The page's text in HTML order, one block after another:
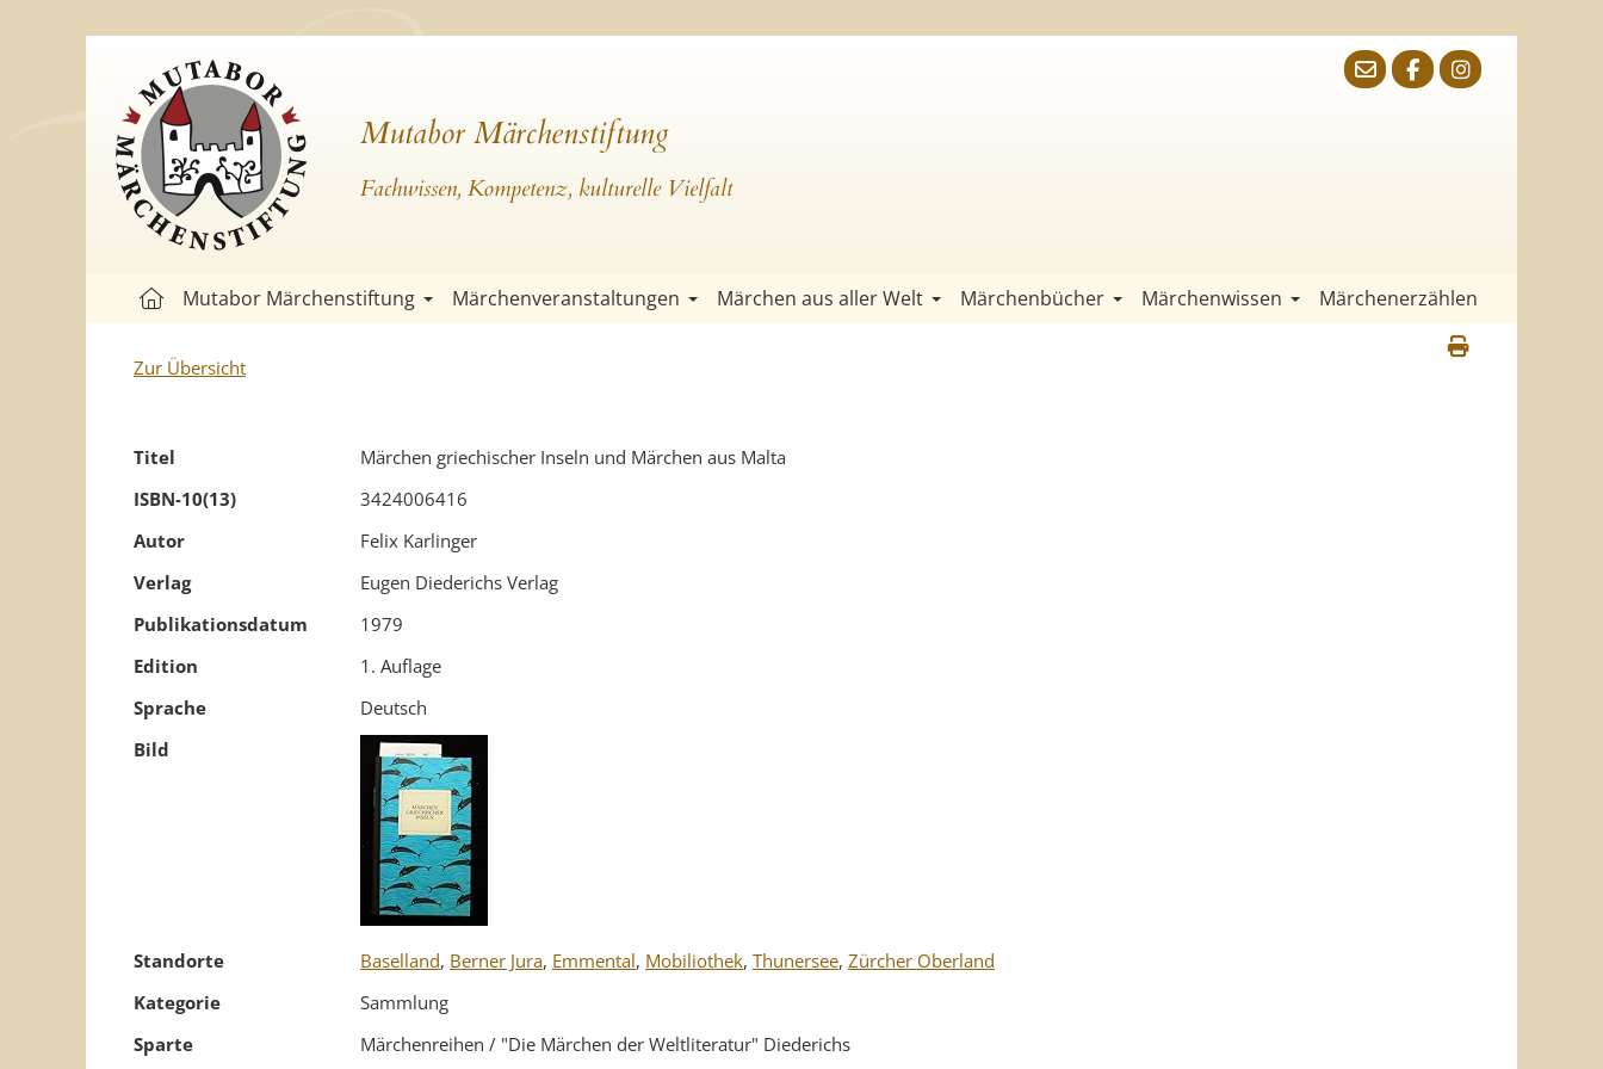
Mutabor Märchenstiftung
Fachwissen, Kompetenz, kulturelle Vielfalt
Mutabor Märchenstiftung Märchenveranstaltungen Märchen aus aller Welt Märchenbücher Märchenwissen Märchenerzählen
Zur Übersicht
Titel
Märchen griechischer Inseln und Märchen aus Malta
ISBN-10(13)
3424006416
Autor
Felix Karlinger
Verlag
Eugen Diederichs Verlag
Publikationsdatum
1979
Edition
1. Auflage
Sprache
Deutsch
Bild
Standorte Baselland, Berner Jura, Emmental, Mobiliothek, Thunersee, Zürcher Oberland
Kategorie
Sammlung
Sparte
Märchenreihen / "Die Märchen der Weltliteratur" Diederichs